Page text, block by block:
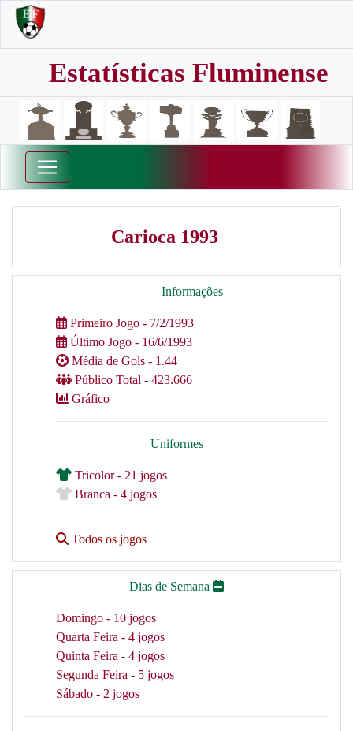
Estatísticas Fluminense
Carioca 1993
Informações
Primeiro Jogo - 7/2/1993
Último Jogo - 16/6/1993
Média de Gols - 1.44
Público Total - 423.666
Gráfico
Uniformes
Tricolor - 21 jogos
Branca - 4 jogos
Todos os jogos
Dias de Semana
Domingo - 10 jogos
Quarta Feira - 4 jogos
Quinta Feira - 4 jogos
Segunda Feira - 5 jogos
Sábado - 2 jogos